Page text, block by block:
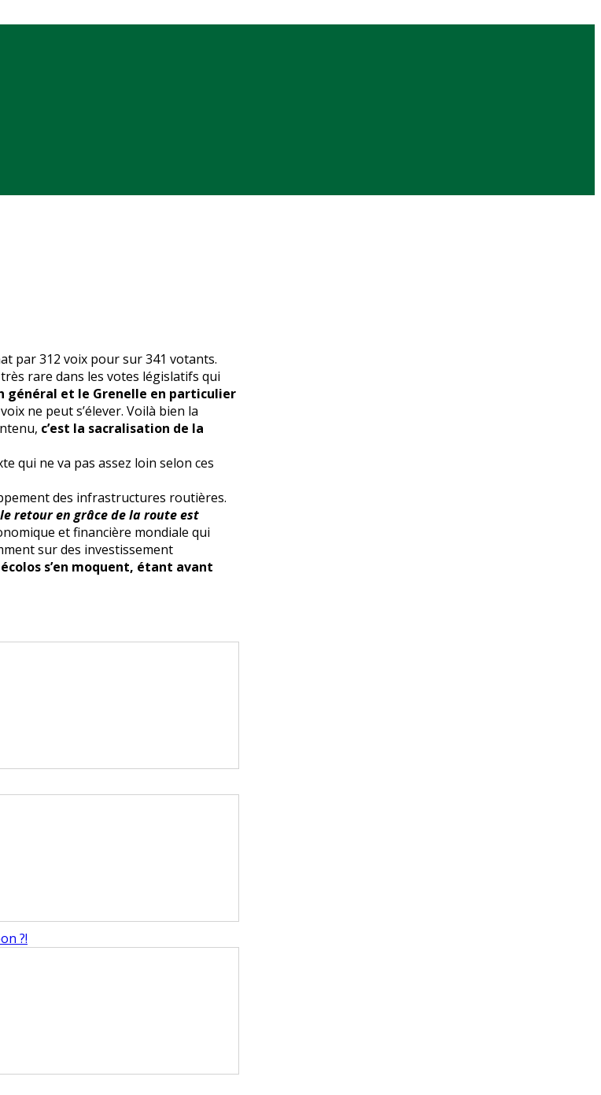
par 312 voix pour sur 341 votants.
très rare dans les votes législatifs qui
général et le Grenelle en particulier
ne peut s’élever. Voilà bien la
c’est la sacralisation de la
qui ne va pas assez loin selon ces
des infrastructures routières.
retour en grâce de la route est
et financière mondiale qui
sur des investissement
s’en moquent, étant avant
?!